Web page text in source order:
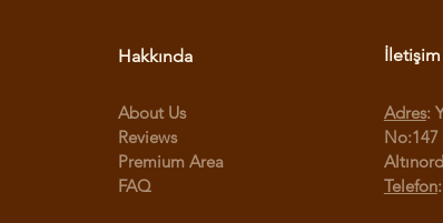
Hakkında
About Us
Reviews
Premium Area
FAQ
İletişim
Adres:
No:147
Telefon: